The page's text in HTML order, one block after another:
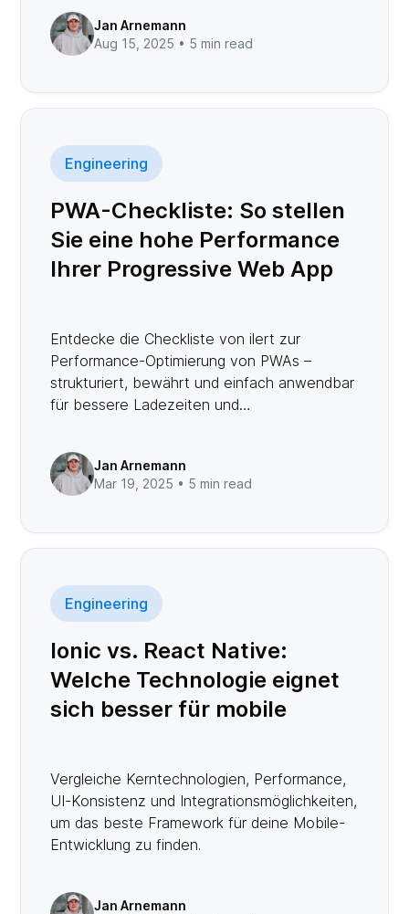
Jan Arnemann
Aug 15, 2025 • 5 min read
Engineering
PWA-Checkliste: So stellen
Sie eine hohe Performance
Ihrer Progressive Web App
Entdecke die Checkliste von ilert zur
Performance-Optimierung von PWAs –
strukturiert, bewährt und einfach anwendbar
für bessere Ladezeiten und
Jan Arnemann
Mar 19, 2025 • 5 min read
Engineering
Ionic vs. React Native:
Welche Technologie eignet
sich besser für mobile
Vergleiche Kerntechnologien, Performance,
UI-Konsistenz und Integrationsmöglichkeiten,
um das beste Framework für deine Mobile-
Entwicklung zu finden.
Jan Arnemann